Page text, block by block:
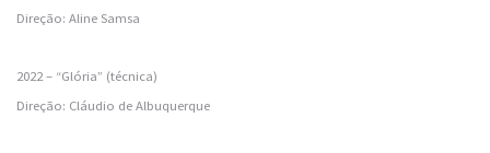
Direção: Aline Samsa
2022 – “Glória” (técnica)
Direção: Cláudio de Albuquerque